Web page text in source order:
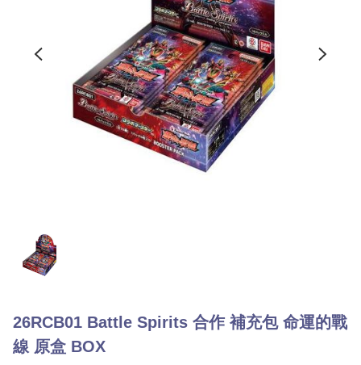
26RCB01 Battle Spirits 合作 補充包 命運的戰
線 原盒 BOX